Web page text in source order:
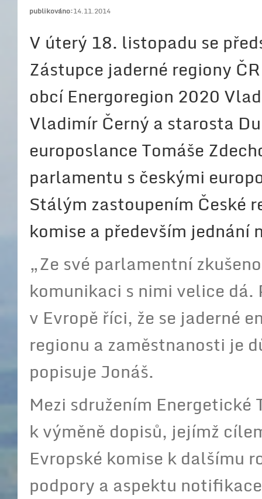
publikováno:14.11.2014
V úterý 18. listopadu se
Zástupce jaderné regiony
obcí Energoregion 2020
Vladimír Černý a starosta
europoslance Tomáše
parlamentu s českými
Stálým zastoupením České
komise a především jednání
„Ze své parlamentní
komunikaci s nimi velice
v Evropě říci, že se jaderné
regionu a zaměstnanosti je
popisuje Jonáš.
Mezi sdružením
k výměně dopisů, jejímž
Evropské komise k dalšímu
podpory a aspektu